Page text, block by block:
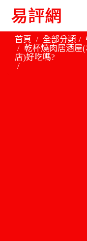
首頁 全部分類
乾杯燒肉居酒屋
店)好吃嗎?